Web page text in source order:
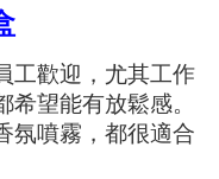
工歡迎，尤其工作
望能有放鬆感。
氛噴霧，都很適合